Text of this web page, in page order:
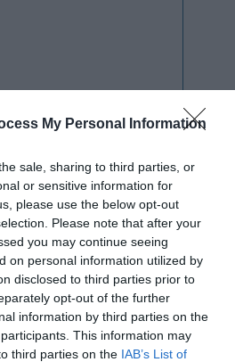
My Personal Information
sale, sharing to third parties, or
or sensitive information for
please use the below opt-out
Please note that after your
you may continue seeing
on personal information utilized by
disclosed to third parties prior to
opt-out of the further
information by third parties on the
This information may
third parties on the IAB’s List of